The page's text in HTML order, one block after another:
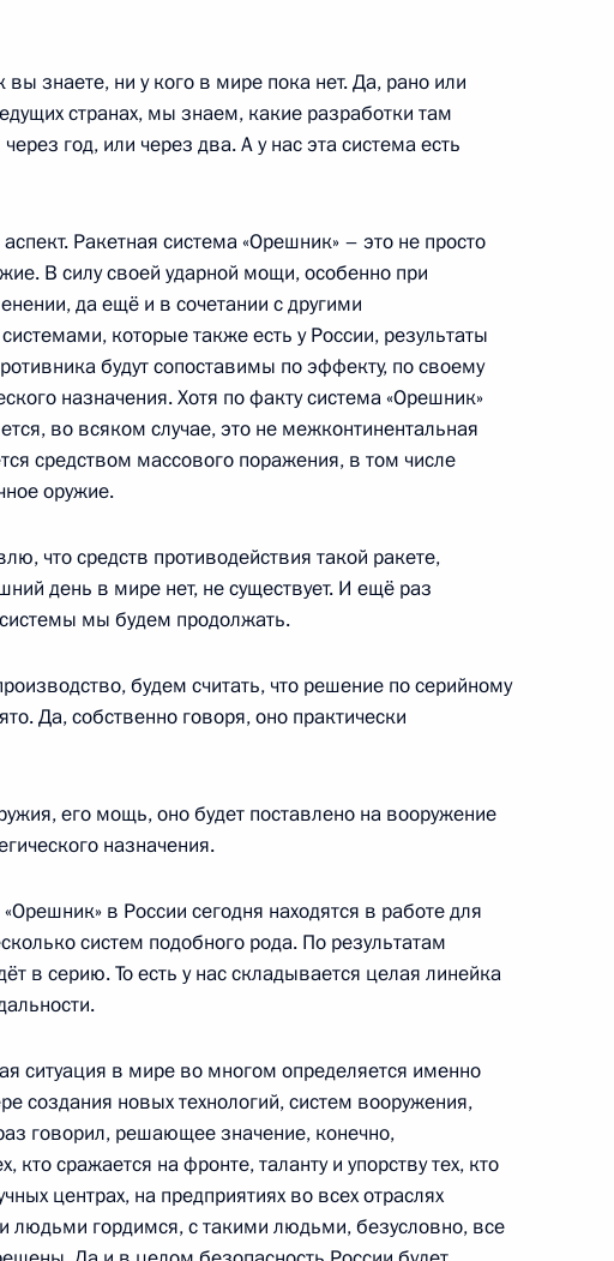
Россия – За правду»
налоговой службы
Председателя Правительства
люди» Алексеем Нечаевым
6
знаете, ни у кого в мире пока нет. Да, рано или
странах, мы знаем, какие разработки там
год, или через два. А у нас эта система есть
Ракетная система «Орешник» – это не просто
В силу своей ударной мощи, особенно при
да ещё и в сочетании с другими
которые также есть у России, результаты
будут сопоставимы по эффекту, по своему
назначения. Хотя по факту система «Орешник»
во всяком случае, это не межконтинентальная
средством массового поражения, в том числе
оружие.
что средств противодействия такой ракете,
день в мире нет, не существует. И ещё раз
мы будем продолжать.
будем считать, что решение по серийному
Да, собственно говоря, оно практически
его мощь, оно будет поставлено на вооружение
назначения.
в России сегодня находятся в работе для
систем подобного рода. По результатам
в серию. То есть у нас складывается целая линейка
ситуация в мире во многом определяется именно
создания новых технологий, систем вооружения,
говорил, решающее значение, конечно,
сражается на фронте, таланту и упорству тех, кто
центрах, на предприятиях во всех отраслях
гордимся, с такими людьми, безусловно, все